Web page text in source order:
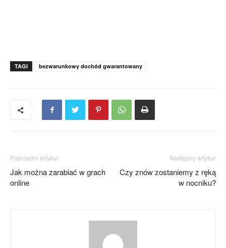
TAGI bezwarunkowy dochód gwarantowany
Poprzedni artykuł
Jak można zarabiać w grach
online
Następny artykuł
Czy znów zostaniemy z ręką
w nocniku?